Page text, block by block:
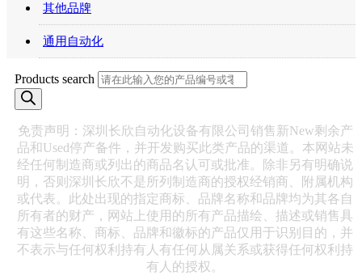
其他品牌
通用自动化
Products search
免责声明：深圳长欣自动化设备有限公司销售新New剩余产
品和Used停产备件，并开发购买此类产品的渠道。本网站未
经任何制造商或列出的商品名认可或批准。除非另有明确说
明，否则深圳长欣不是所列制造商的授权经销商、附属机构
或代表。此处出现的指定商标、品牌名称和品牌均为其各自
所有者的财产，网站上使用的所有产品描绘、描述或销售具
有这些名称、商标、品牌和徽标的产品仅用于识别目的，并
不表示与任何权利持有人有任何从属关系或获得任何权利持
有人的授权。